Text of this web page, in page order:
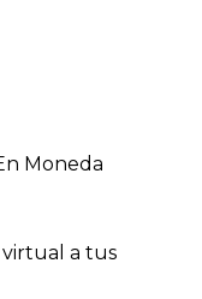
Moneda
a tus